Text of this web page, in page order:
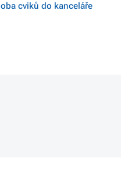
cviků do kanceláře